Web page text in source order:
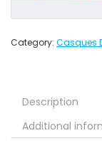
Category: Casques
Description
Additional